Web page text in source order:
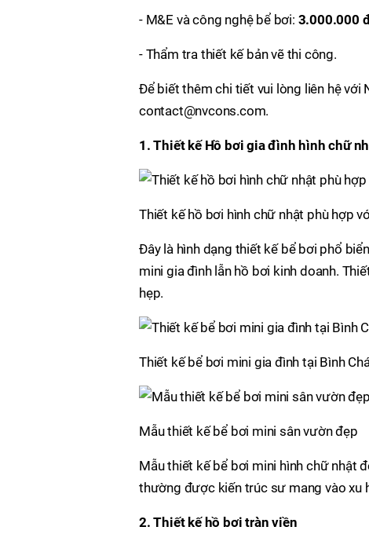
- M&E và công nghệ bể bơi: 3.000.000
- Thẩm tra thiết kế bản vẽ thi công.
Để biết thêm chi tiết vui lòng liên hệ với
contact@nvcons.com.
1. Thiết kế Hồ bơi gia đình hình chữ
Thiết kế hồ bơi hình chữ nhật phù hợp
Đây là hình dạng thiết kế bể bơi phổ
mini gia đình lẫn hồ bơi kinh doanh.
hẹp.
Thiết kế bể bơi mini gia đình tại Bình
Mẫu thiết kế bể bơi mini sân vườn đẹp
Mẫu thiết kế bể bơi mini hình chữ nhật
thường được kiến trúc sư mang vào xu
2. Thiết kế hồ bơi tràn viền